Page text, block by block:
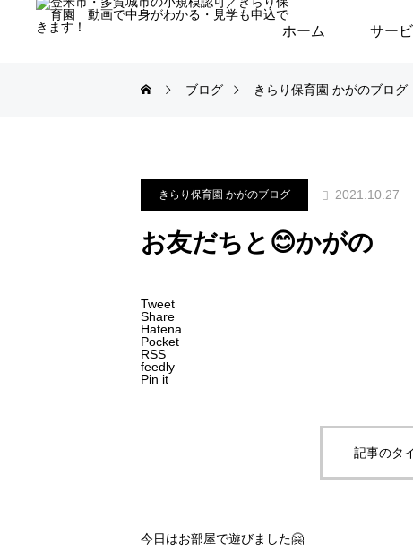
ホーム サー
ブログ きらり保育園 かがのブログ
きらり保育園 かがのブログ 2021.10.27
お友だちと😊かがの
Tweet
Share
Hatena
Pocket
RSS
feedly
Pin it
記事のタ
今日はお部屋で遊びました🤗